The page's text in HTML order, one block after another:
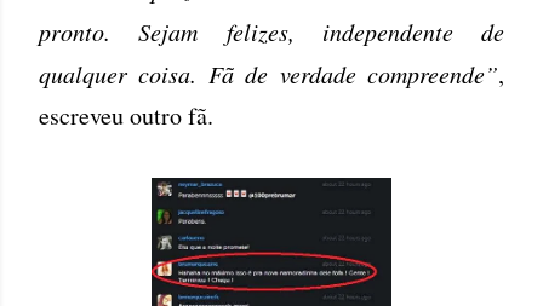
pronto. Sejam felizes, independente de
qualquer coisa. Fã de verdade compreende”,
escreveu outro fã.